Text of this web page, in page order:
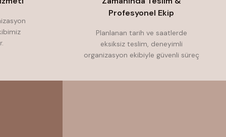
Profesyonel Ekip
Planlanan tarih ve saatlerde
eksiksiz teslim, deneyimli
organizasyon ekibiyle güvenli süreç